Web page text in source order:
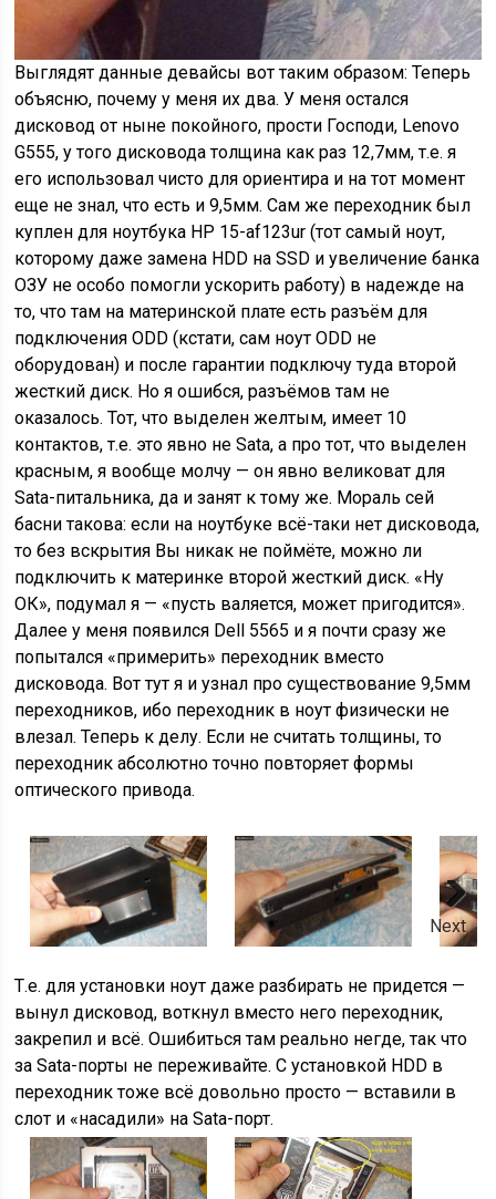
Выглядят данные девайсы вот таким образом: Теперь
объясню, почему у меня их два. У меня остался
дисковод от ныне покойного, прости Господи, Lenovo
G555, у того дисковода толщина как раз 12,7мм, т.е. я
его использовал чисто для ориентира и на тот момент
еще не знал, что есть и 9,5мм. Сам же переходник был
куплен для ноутбука HP 15-af123ur (тот самый ноут,
которому даже замена HDD на SSD и увеличение банка
ОЗУ не особо помогли ускорить работу) в надежде на
то, что там на материнской плате есть разъём для
подключения ODD (кстати, сам ноут ODD не
оборудован) и после гарантии подключу туда второй
жесткий диск. Но я ошибся, разъёмов там не
оказалось. Тот, что выделен желтым, имеет 10
контактов, т.е. это явно не Sata, а про тот, что выделен
красным, я вообще молчу — он явно великоват для
Sata-питальника, да и занят к тому же. Мораль сей
басни такова: если на ноутбуке всё-таки нет дисковода,
то без вскрытия Вы никак не поймёте, можно ли
подключить к материнке второй жесткий диск. «Ну
ОК», подумал я — «пусть валяется, может пригодится».
Далее у меня появился Dell 5565 и я почти сразу же
попытался «примерить» переходник вместо
дисковода. Вот тут я и узнал про существование 9,5мм
переходников, ибо переходник в ноут физически не
влезал. Теперь к делу. Если не считать толщины, то
переходник абсолютно точно повторяет формы
оптического привода.
Next
Т.е. для установки ноут даже разбирать не придется —
вынул дисковод, воткнул вместо него переходник,
закрепил и всё. Ошибиться там реально негде, так что
за Sata-порты не переживайте. С установкой HDD в
переходник тоже всё довольно просто — вставили в
слот и «насадили» на Sata-порт.